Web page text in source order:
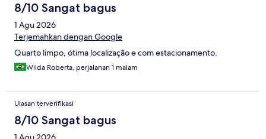
8/10 Sangat bagus
1 Agu 2026
Terjemahkan dengan Google
Quarto limpo, ótima localização e com estacionamento.
Wilda Roberta, perjalanan 1 malam
Ulasan terverifikasi
8/10 Sangat bagus